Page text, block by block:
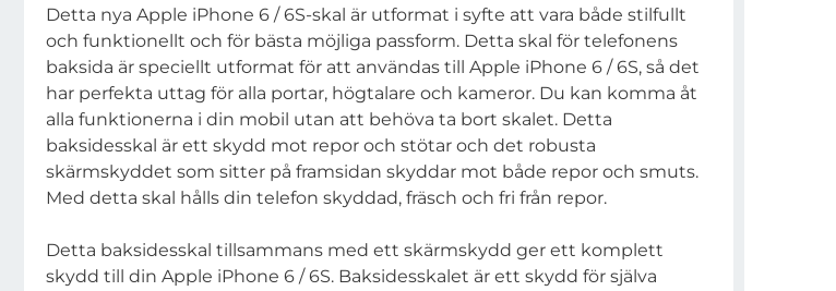
Produktbeskrivning
Detta nya Apple iPhone 6 / 6S-skal är utformat i syfte att vara både stilfullt
och funktionellt och för bästa möjliga passform. Detta skal för telefonens
baksida är speciellt utformat för att användas till Apple iPhone 6 / 6S, så det
har perfekta uttag för alla portar, högtalare och kameror. Du kan komma åt
alla funktionerna i din mobil utan att behöva ta bort skalet. Detta
baksidesskal är ett skydd mot repor och stötar och det robusta
skärmskyddet som sitter på framsidan skyddar mot både repor och smuts.
Med detta skal hålls din telefon skyddad, fräsch och fri från repor.
Detta baksidesskal tillsammans med ett skärmskydd ger ett komplett
skydd till din Apple iPhone 6 / 6S. Baksidesskalet är ett skydd för själva